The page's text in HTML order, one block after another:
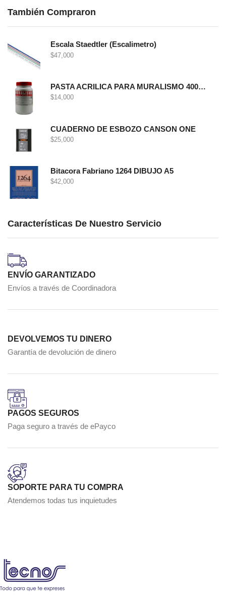
También Compraron
Escala Staedtler (Escalimetro)
$47,000
PASTA ACRILICA PARA MURALISMO 400 GRS
$14,000
CUADERNO DE ESBOZO CANSON ONE
$25,000
Bitacora Fabriano 1264 DIBUJO A5
$42,000
Características De Nuestro Servicio
ENVÍO GARANTIZADO
Envíos a través de Coordinadora
DEVOLVEMOS TU DINERO
Garantía de devolución de dinero
PAGOS SEGUROS
Paga seguro a través de ePayco
SOPORTE PARA TU COMPRA
Atendemos todas tus inquietudes